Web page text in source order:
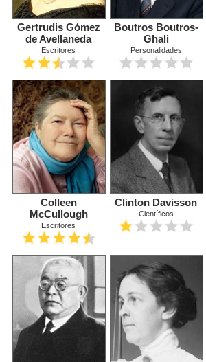
Gertrudis Gómez
de Avellaneda
Escritores
Boutros Boutros-
Ghali
Personalidades
Colleen
McCullough
Escritores
Clinton Davisson
Científicos